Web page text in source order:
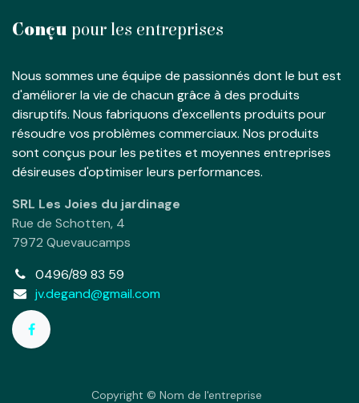
Conçu pour les entreprises
Nous sommes une équipe de passionnés dont le but est
d'améliorer la vie de chacun grâce à des produits
disruptifs. Nous fabriquons d'excellents produits pour
résoudre vos problèmes commerciaux. Nos produits
sont conçus pour les petites et moyennes entreprises
désireuses d'optimiser leurs performances.
SRL Les Joies du jardinage
Rue de Schotten, 4
7972 Quevaucamps
0496/89 83 59
jv.degand@gmail.com
Copyright © Nom de l'entreprise